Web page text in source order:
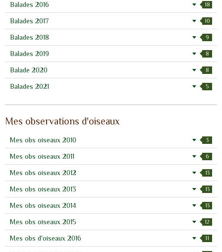
Balades 2016 18
Balades 2017 10
Balades 2018 9
Balades 2019 8
Balade 2020 8
Balades 2021 5
Mes observations d'oiseaux
Mes obs oiseaux 2010 3
Mes obs oiseaux 2011 6
Mes obs oiseaux 2012 13
Mes obs oiseaux 2013 13
Mes obs oiseaux 2014 13
Mes obs oiseaux 2015 12
Mes obs d'oiseaux 2016 11